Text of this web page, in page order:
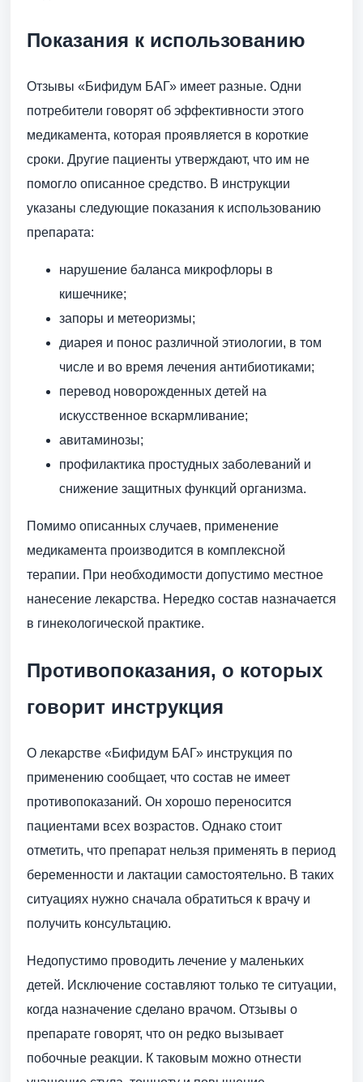
Показания к использованию
Отзывы «Бифидум БАГ» имеет разные. Одни
потребители говорят об эффективности этого
медикамента, которая проявляется в короткие
сроки. Другие пациенты утверждают, что им не
помогло описанное средство. В инструкции
указаны следующие показания к использованию
препарата:
нарушение баланса микрофлоры в
кишечнике;
запоры и метеоризмы;
диарея и понос различной этиологии, в том
числе и во время лечения антибиотиками;
перевод новорожденных детей на
искусственное вскармливание;
авитаминозы;
профилактика простудных заболеваний и
снижение защитных функций организма.
Помимо описанных случаев, применение
медикамента производится в комплексной
терапии. При необходимости допустимо местное
нанесение лекарства. Нередко состав назначается
в гинекологической практике.
Противопоказания, о которых
говорит инструкция
О лекарстве «Бифидум БАГ» инструкция по
применению сообщает, что состав не имеет
противопоказаний. Он хорошо переносится
пациентами всех возрастов. Однако стоит
отметить, что препарат нельзя применять в период
беременности и лактации самостоятельно. В таких
ситуациях нужно сначала обратиться к врачу и
получить консультацию.
Недопустимо проводить лечение у маленьких
детей. Исключение составляют только те ситуации,
когда назначение сделано врачом. Отзывы о
препарате говорят, что он редко вызывает
побочные реакции. К таковым можно отнести